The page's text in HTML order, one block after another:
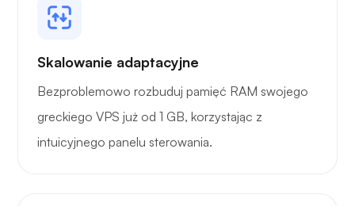
Skalowanie adaptacyjne
Bezproblemowo rozbuduj pamięć RAM swojego
greckiego VPS już od 1 GB, korzystając z
intuicyjnego panelu sterowania.